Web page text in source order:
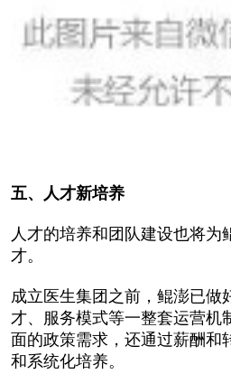
五、人才新培养
人才的培养和团队建设也将为
才。
成立医生集团之前，鲲澎已做
才、服务模式等一整套运营机
面的政策需求，还通过薪酬和
和系统化培养。